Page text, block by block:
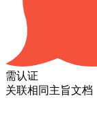
需认证
关联相同主旨文档